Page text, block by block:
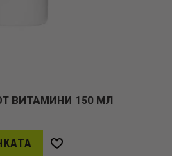
ВИТАМИНИ 150 МЛ
Добави